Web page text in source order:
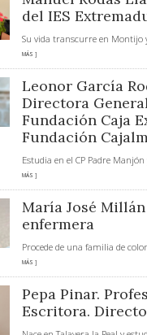
del IES
Su vida transcurre en Montijo
MÁS ]
Leonor García
Directora
Fundación Caja
Fundación
Estudia en el CP Padre Manjón
MÁS ]
María José Millán
enfermera
Procede de una familia de
MÁS ]
Pepa Pinar.
Escritora.